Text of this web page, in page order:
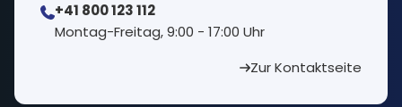
+41 800 123 112
⁠Montag-Freitag, 9:00 - 17:00 Uhr
Zur Kontaktseite